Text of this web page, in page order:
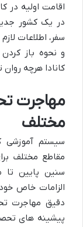
اقامت اولیه در
در یک کشور
سفر، اطلاعات
و نحوه باز
کانادا هرچه روان
مهاجرت
مختلف
سیستم آموزشی
مقاطع مختلف
سنین پایین تا
الزامات خاص
دقیق مهاجرت
پیشینه های